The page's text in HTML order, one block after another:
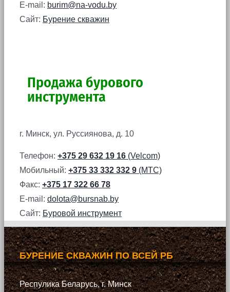
E-mail: burim@na-vodu.by
Сайт: Бурение скважин
Продажа бурового
инструмента
г. Минск, ул. Руссиянова, д. 10
Телефон: +375 29 632 19 16 (Velcom)
Мобильный: +375 33 332 332 9 (МТС)
Факс: +375 17 322 66 78
E-mail: dolota@bursnab.by
Сайт: Буровой инструмент
БУРЕНИЕ СКВАЖИН ПО ВСЕЙ РБ
Респулика Беларусь, г. Минск